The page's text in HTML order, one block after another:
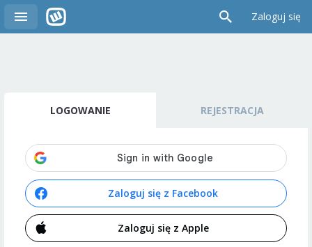
Zaloguj się
LOGOWANIE REJESTRACJA
Zaloguj się z Facebook
Zaloguj się z Apple